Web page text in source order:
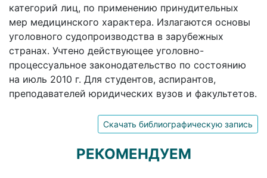
категорий лиц, по применению принудительных
мер медицинского характера. Излагаются основы
уголовного судопроизводства в зарубежных
странах. Учтено действующее уголовно-
процессуальное законодательство по состоянию
на июль 2010 г. Для студентов, аспирантов,
преподавателей юридических вузов и факультетов.
Скачать библиографическую запись
РЕКОМЕНДУЕМ